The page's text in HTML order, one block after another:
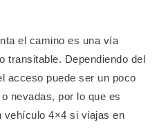
el camino es una vía
transitable. Dependiendo del
acceso puede ser un poco
nevadas, por lo que es
vehículo 4×4 si viajas en